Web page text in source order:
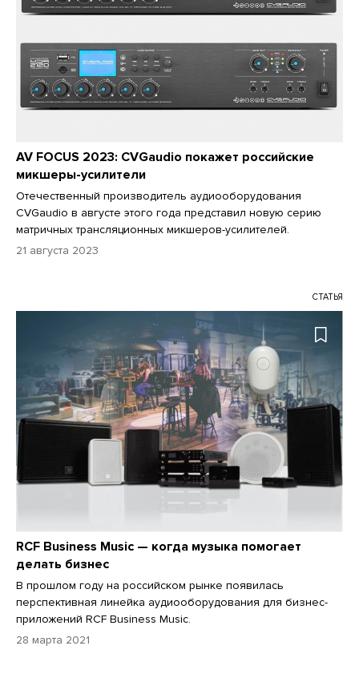
AV FOCUS 2023: CVGaudio покажет российские
микшеры-усилители
Отечественный производитель аудиооборудования
CVGaudio в августе этого года представил новую серию
матричных трансляционных микшеров-усилителей.
21 августа 2023
СТАТЬЯ
RCF Business Music — когда музыка помогает
делать бизнес
В прошлом году на российском рынке появилась
перспективная линейка аудиооборудования для бизнес-
приложений RCF Business Music.
28 марта 2021